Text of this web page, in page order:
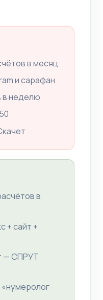
в месяц
и сарафан
в неделю
в
+ сайт +
— СПРУТ